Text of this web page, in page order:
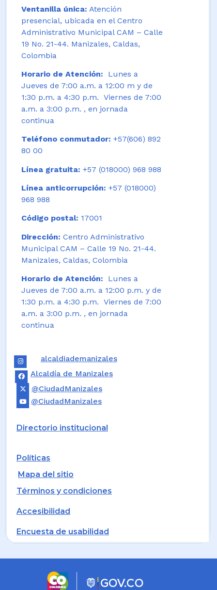
Ventanilla única: Atención
presencial, ubicada en el Centro
Administrativo Municipal CAM – Calle
19 No. 21-44. Manizales, Caldas,
Colombia
Horario de Atención:
Lunes a
Jueves de 7:00 a.m. a 12:00 m y de
1:30 p.m. a 4:30 p.m. Viernes de 7:00
a.m. a 3:00 p.m. , en jornada
continua
Teléfono conmutador: +57(606) 892
80 00
Línea gratuita: +57 (018000) 968 988
Línea anticorrupción: +57 (018000)
968 988
Código postal: 17001
Dirección: Centro Administrativo
Municipal CAM – Calle 19 No. 21-44.
Manizales, Caldas, Colombia
Horario de Atención: Lunes a
Jueves de 7:00 a.m. a 12:00 p.m. y de
1:30 p.m. a 4:30 p.m. Viernes de 7:00
a.m. a 3:00 p.m. , en jornada
continua
alcaldiademanizales
Alcaldía de Manizales
@CiudadManizales
@CiudadManizales
Directorio institucional
Políticas
Mapa del sitio
Términos y condiciones
Accesibilidad
Encuesta de usabilidad